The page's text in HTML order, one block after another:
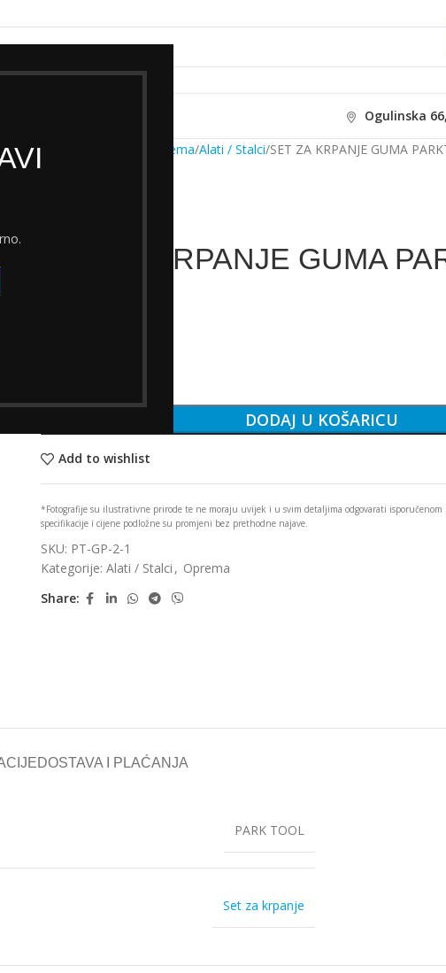
Ogulinska
Početna Oprema Alati / Stalci SET ZA KRPANJE GUMA
SET ZA KRPANJE GUMA
DODAJ U KOŠARICU
Add to wishlist
*Fotografije su ilustrativne prirode te ne moraju uvijek i u svim detaljima odgovarati
specifikacije i cijene podložne su promjeni bez prethodne najave.
SKU: PT-GP-2-1
Kategorije: Alati / Stalci , Oprema
Share:
DOSTAVA I PLAĆANJA
PARK TOOL
Set za krpanje